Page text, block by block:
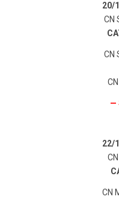
20/
CN
CN
—
22/
CN